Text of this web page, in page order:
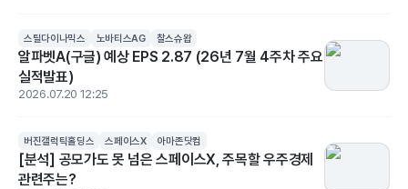
스틸다이나믹스 노바티스AG 찰스슈왑
알파벳A(구글) 예상 EPS 2.87 (26년 7월 4주차 주요
실적발표)
2026.07.20 12:25
버진갤럭틱홀딩스 스페이스X 아마존닷컴
[분석] 공모가도 못 넘은 스페이스X, 주목할 우주경제
관련주는?